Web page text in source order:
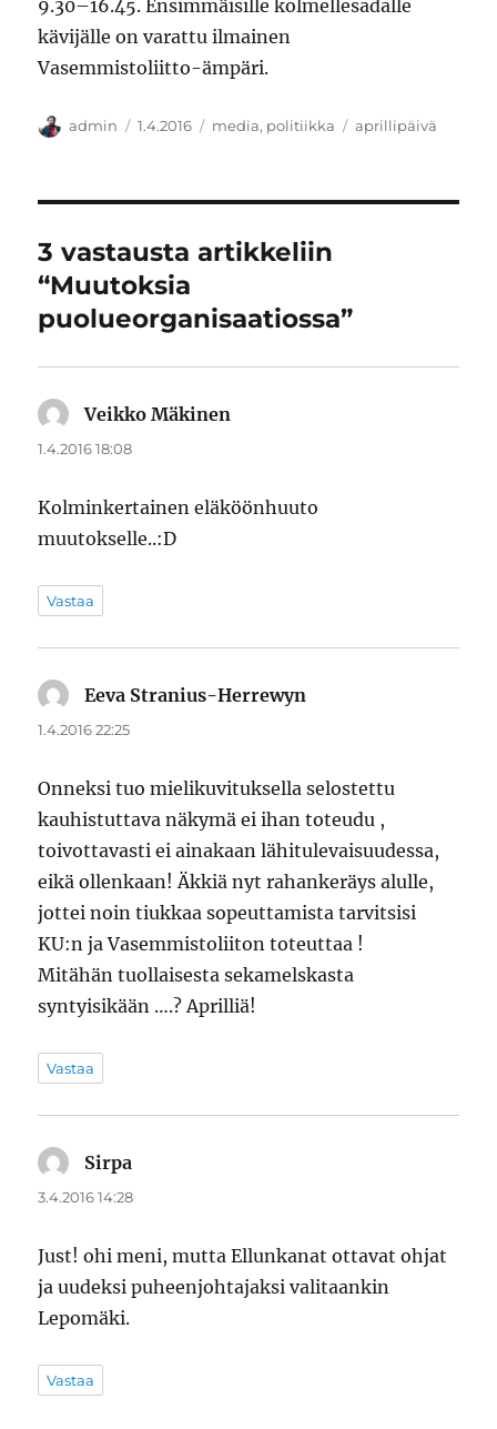
9.30–16.45. Ensimmäisille kolmellesadalle
kävijälle on varattu ilmainen
Vasemmistoliitto-ämpäri.
Kirjoittaja
admin Julkaistu
1.4.2016 Kategoriat
media, politiikka Avainsanat
aprillipäivä
3 vastausta artikkeliin
“Muutoksia
puolueorganisaatiossa”
Veikko Mäkinen
1.4.2016 18:08
Kolminkertainen eläköönhuuto
muutokselle..:D
Vastaa
Eeva Stranius-Herrewyn
1.4.2016 22:25
Onneksi tuo mielikuvituksella selostettu
kauhistuttava näkymä ei ihan toteudu ,
toivottavasti ei ainakaan lähitulevaisuudessa,
eikä ollenkaan! Äkkiä nyt rahankeräys alulle,
jottei noin tiukkaa sopeuttamista tarvitsisi
KU:n ja Vasemmistoliiton toteuttaa !
Mitähän tuollaisesta sekamelskasta
syntyisikään ….? Aprilliä!
Vastaa
Sirpa
3.4.2016 14:28
Just! ohi meni, mutta Ellunkanat ottavat ohjat
ja uudeksi puheenjohtajaksi valitaankin
Lepomäki.
Vastaa